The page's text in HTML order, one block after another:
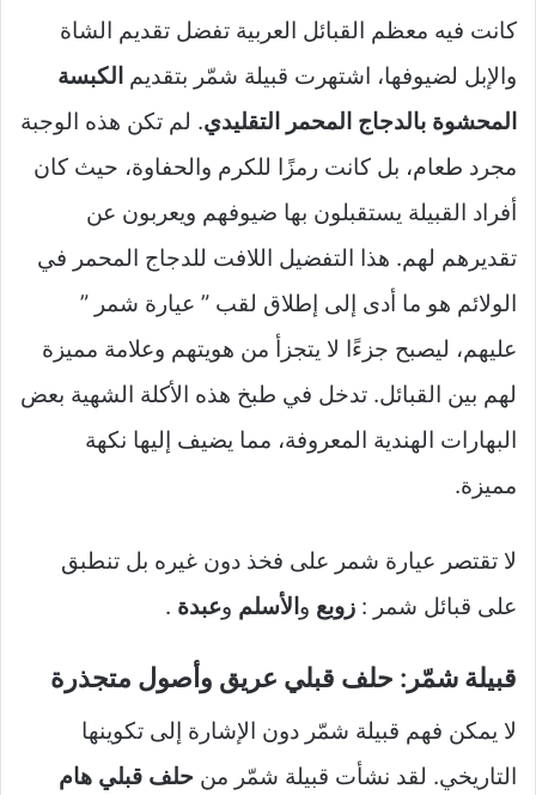
كانت فيه معظم القبائل العربية تفضل تقديم الشاة
والإبل لضيوفها، اشتهرت قبيلة شمّر بتقديم الكبسة
المحشوة بالدجاج المحمر التقليدي. لم تكن هذه الوجبة
مجرد طعام، بل كانت رمزًا للكرم والحفاوة، حيث كان
أفراد القبيلة يستقبلون بها ضيوفهم ويعربون عن
تقديرهم لهم. هذا التفضيل اللافت للدجاج المحمر في
الولائم هو ما أدى إلى إطلاق لقب ” عيارة شمر ”
عليهم، ليصبح جزءًا لا يتجزأ من هويتهم وعلامة مميزة
لهم بين القبائل. تدخل في طبخ هذه الأكلة الشهية بعض
البهارات الهندية المعروفة، مما يضيف إليها نكهة
مميزة.
لا تقتصر عيارة شمر على فخذ دون غيره بل تنطبق
على قبائل شمر : زوبع و الأسلم وعبدة .
قبيلة شمّر: حلف قبلي عريق وأصول متجذرة
لا يمكن فهم قبيلة شمّر دون الإشارة إلى تكوينها
التاريخي. لقد نشأت قبيلة شمّر من حلف قبلي هام